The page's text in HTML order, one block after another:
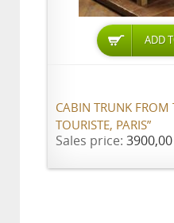
ADD
CABIN TRUNK FROM
TOURISTE, PARIS”
Sales price: